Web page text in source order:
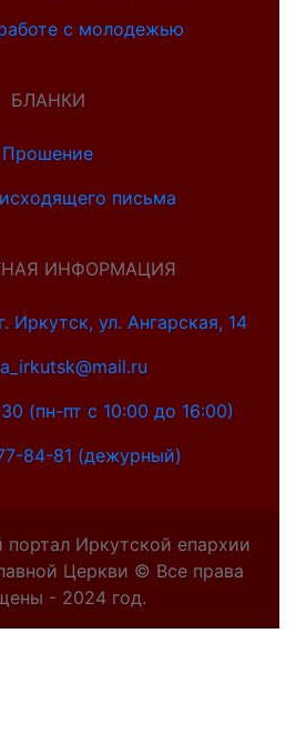
с молодежью
БЛАНКИ
Прошение
письма
ИНФОРМАЦИЯ
Иркутск, ул. Ангарская, 14
(пн-пт с 10:00 до 16:00)
84-81 (дежурный)
Иркутской епархии
Церкви © Все права
- 2024 год.